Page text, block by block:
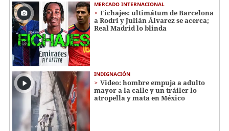
MERCADO INTERNACIONAL
Fichajes: ultimátum de Barcelona
a Rodri y Julián Álvarez se acerca;
Real Madrid lo blinda
INDIGNACIÓN
Video: hombre empuja a adulto
mayor a la calle y un tráiler lo
atropella y mata en México